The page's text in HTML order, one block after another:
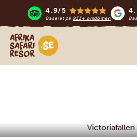
4.9/5
Baserat på 933+ omdömen
Safari-resor i Afrika
Victoriafallen